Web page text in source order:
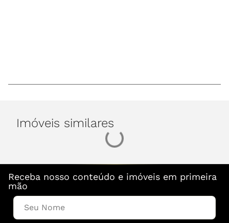
Imóveis similares
Receba nosso conteúdo e imóveis em primeira
mão